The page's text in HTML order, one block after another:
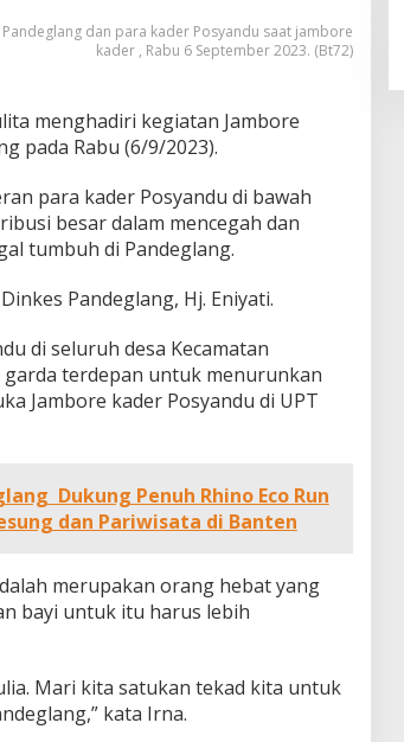
dan para kader Posyandu saat jambore
kader , Rabu 6 September 2023. (Bt72)
menghadiri kegiatan Jambore
pada Rabu (6/9/2023).
para kader Posyandu di bawah
besar dalam mencegah dan
tumbuh di Pandeglang.
Pandeglang, Hj. Eniyati.
di seluruh desa Kecamatan
garda terdepan untuk menurunkan
Jambore kader Posyandu di UPT
Dukung Penuh Rhino Eco Run
dan Pariwisata di Banten
merupakan orang hebat yang
bayi untuk itu harus lebih
Mari kita satukan tekad kita untuk
kata Irna.